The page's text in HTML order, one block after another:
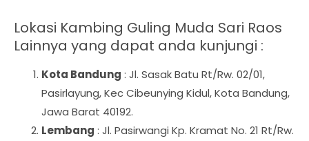
Lokasi Kambing Guling Muda Sari Raos
Lainnya yang dapat anda kunjungi :
Kota Bandung : Jl. Sasak Batu Rt/Rw. 02/01,
Pasirlayung, Kec Cibeunying Kidul, Kota Bandung,
Jawa Barat 40192.
Lembang : Jl. Pasirwangi Kp. Kramat No. 21 Rt/Rw.